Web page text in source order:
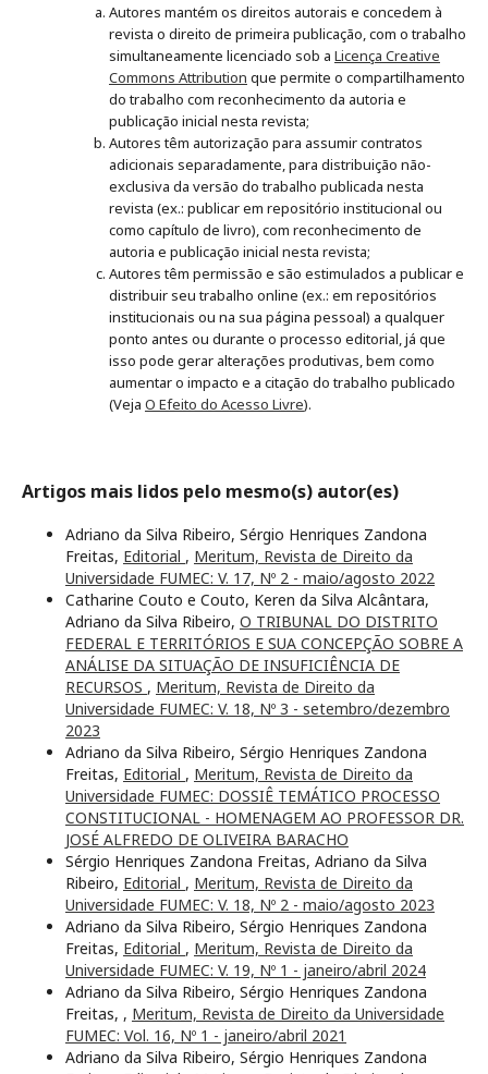
Autores mantém os direitos autorais e concedem à
revista o direito de primeira publicação, com o trabalho
simultaneamente licenciado sob a Licença Creative
Commons Attribution que permite o compartilhamento
do trabalho com reconhecimento da autoria e
publicação inicial nesta revista;
Autores têm autorização para assumir contratos
adicionais separadamente, para distribuição não-
exclusiva da versão do trabalho publicada nesta
revista (ex.: publicar em repositório institucional ou
como capítulo de livro), com reconhecimento de
autoria e publicação inicial nesta revista;
Autores têm permissão e são estimulados a publicar e
distribuir seu trabalho online (ex.: em repositórios
institucionais ou na sua página pessoal) a qualquer
ponto antes ou durante o processo editorial, já que
isso pode gerar alterações produtivas, bem como
aumentar o impacto e a citação do trabalho publicado
(Veja O Efeito do Acesso Livre).
Artigos mais lidos pelo mesmo(s) autor(es)
Adriano da Silva Ribeiro, Sérgio Henriques Zandona
Freitas, Editorial , Meritum, Revista de Direito da
Universidade FUMEC: V. 17, Nº 2 - maio/agosto 2022
Catharine Couto e Couto, Keren da Silva Alcântara,
Adriano da Silva Ribeiro, O TRIBUNAL DO DISTRITO
FEDERAL E TERRITÓRIOS E SUA CONCEPÇÃO SOBRE A
ANÁLISE DA SITUAÇÃO DE INSUFICIÊNCIA DE
RECURSOS , Meritum, Revista de Direito da
Universidade FUMEC: V. 18, Nº 3 - setembro/dezembro
2023
Adriano da Silva Ribeiro, Sérgio Henriques Zandona
Freitas, Editorial , Meritum, Revista de Direito da
Universidade FUMEC: DOSSIÊ TEMÁTICO PROCESSO
CONSTITUCIONAL - HOMENAGEM AO PROFESSOR DR.
JOSÉ ALFREDO DE OLIVEIRA BARACHO
Sérgio Henriques Zandona Freitas, Adriano da Silva
Ribeiro, Editorial , Meritum, Revista de Direito da
Universidade FUMEC: V. 18, Nº 2 - maio/agosto 2023
Adriano da Silva Ribeiro, Sérgio Henriques Zandona
Freitas, Editorial , Meritum, Revista de Direito da
Universidade FUMEC: V. 19, Nº 1 - janeiro/abril 2024
Adriano da Silva Ribeiro, Sérgio Henriques Zandona
Freitas, , Meritum, Revista de Direito da Universidade
FUMEC: Vol. 16, Nº 1 - janeiro/abril 2021
Adriano da Silva Ribeiro, Sérgio Henriques Zandona